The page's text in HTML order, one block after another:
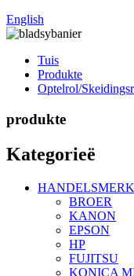
English
Tuis
Produkte
Optelrol/
produkte
Kategorieë
BROER
KANON
EPSON
HP
FUJITSU
KONICA